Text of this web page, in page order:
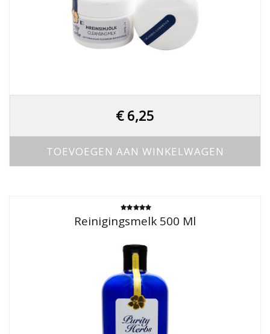
€6,25
TOEVOEGEN AAN WINKELWAGEN
Gewaardeerd
5.00
uit 5
Reinigingsmelk 500 Ml